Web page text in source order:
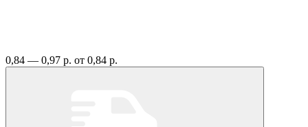
0,84 — 0,97 р. от 0,84 р.